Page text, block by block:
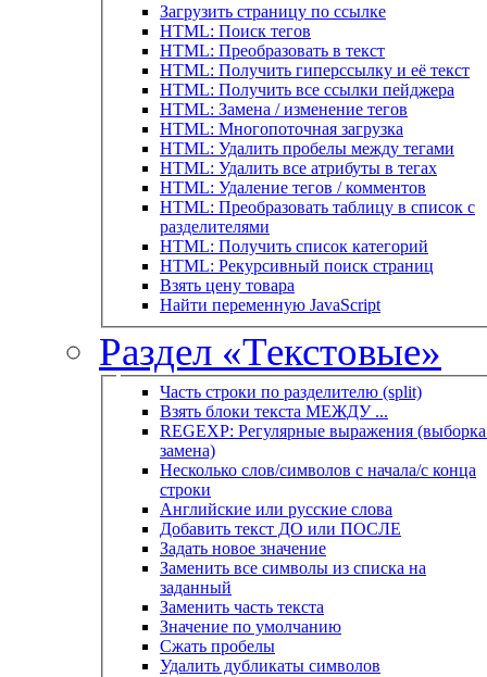
Загрузить страницу по ссылке
HTML: Поиск тегов
HTML: Преобразовать в текст
HTML: Получить гиперссылку и её текст
HTML: Получить все ссылки пейджера
HTML: Замена / изменение тегов
HTML: Многопоточная загрузка
HTML: Удалить пробелы между тегами
HTML: Удалить все атрибуты в тегах
HTML: Удаление тегов / комментов
HTML: Преобразовать таблицу в список с
разделителями
HTML: Получить список категорий
HTML: Рекурсивный поиск страниц
Взять цену товара
Найти переменную JavaScript
Раздел «Текстовые»
Часть строки по разделителю (split)
Взять блоки текста МЕЖДУ ...
REGEXP: Регулярные выражения
замена)
Несколько слов/символов с начала/с конца
строки
Английские или русские слова
Добавить текст ДО или ПОСЛЕ
Задать новое значение
Заменить все символы из списка на
заданный
Заменить часть текста
Значение по умолчанию
Сжать пробелы
Удалить дубликаты символов